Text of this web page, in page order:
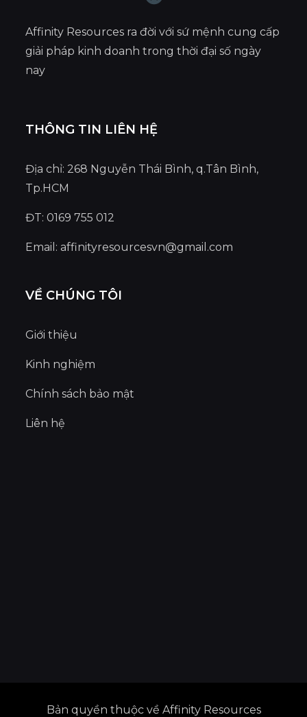
Affinity Resources ra đời với sứ mệnh cung cấp
giải pháp kinh doanh trong thời đại số ngày
nay
THÔNG TIN LIÊN HỆ
Địa chỉ: 268 Nguyễn Thái Bình, q.Tân Bình,
Tp.HCM
ĐT: 0169 755 012
Email:affinityresourcesvn@gmail.com
VỀ CHÚNG TÔI
Giới thiệu
Kinh nghiệm
Chính sách bảo mật
Liên hệ
Bản quyền thuộc về Affinity Resources